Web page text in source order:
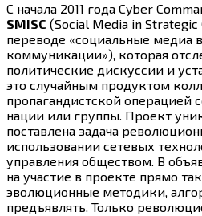
С начала 2011 года Cyber
SMISC (Social Media in Strategic
переводе «социальные медиа
коммуникации»), которая
политические дискуссии и
это случайным продуктом
пропагандистской операцией
нации или группы. Проект
поставлена задача
использовании сетевых
управления обществом. В
на участие в проекте прямо
эволюционные методики,
предъявлять. Только